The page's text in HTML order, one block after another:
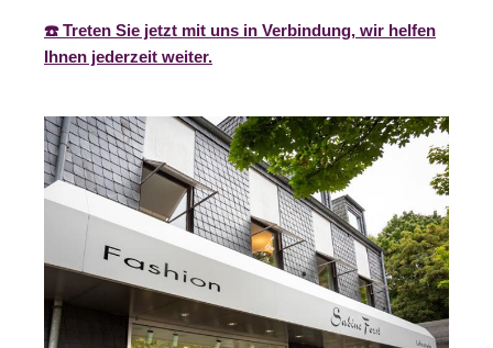
☎️ Treten Sie jetzt mit uns in Verbindung, wir helfen
Ihnen jederzeit weiter.